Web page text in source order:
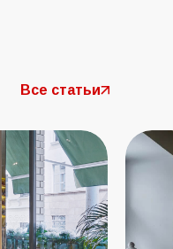
Все статьи